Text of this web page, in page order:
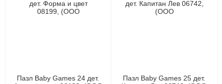
Пазл Baby Games 24 дет.
Пазл Baby Games 25 дет.